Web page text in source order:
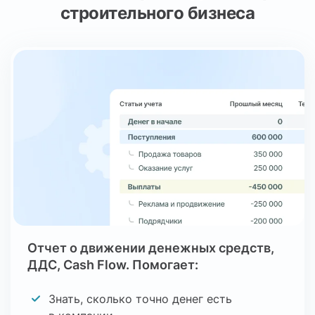
проекту; · удобная консолидация всех
анализируем отчетность. Благодаря
ПланФакту мы смогли выявить проблемные
зоны в финансах и начать принимать более
обоснованные управленческие решения.
Если раньше у нас были пробелы
в понимании полной финансовой картины,
то теперь ситуация полностью под
удобный и интуитивно понятный интерфейс
сервиса, а также оперативную техническую
поддержку, которая всегда быстро отвечает
строительного бизнеса
Отчет о движении денежных средств,
ДДС, Cash Flow. Помогает:
Знать, сколько точно денег есть